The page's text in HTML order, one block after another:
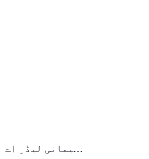
پاکستانی سیاست دان، سابق صدر و پارلیمانی لیڈر اے این پی، خیبرپختونخوا